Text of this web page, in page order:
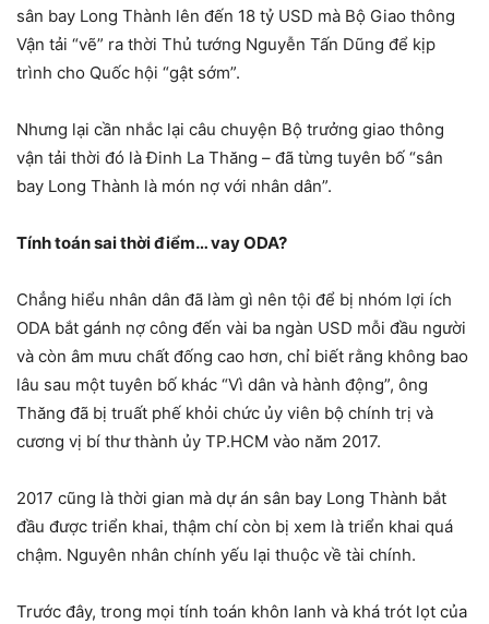
sân bay Long Thành lên đến 18 tỷ USD mà Bộ Giao thông
Vận tải “vẽ” ra thời Thủ tướng Nguyễn Tấn Dũng để kịp
trình cho Quốc hội “gật sớm”.
Nhưng lại cần nhắc lại câu chuyện Bộ trưởng giao thông
vận tải thời đó là Đinh La Thăng – đã từng tuyên bố “sân
bay Long Thành là món nợ với nhân dân”.
Tính toán sai thời điểm… vay ODA?
Chẳng hiểu nhân dân đã làm gì nên tội để bị nhóm lợi ích
ODA bắt gánh nợ công đến vài ba ngàn USD mỗi đầu người
và còn âm mưu chất đống cao hơn, chỉ biết rằng không bao
lâu sau một tuyên bố khác “Vì dân và hành động”, ông
Thăng đã bị truất phế khỏi chức ủy viên bộ chính trị và
cương vị bí thư thành ủy TP.HCM vào năm 2017.
2017 cũng là thời gian mà dự án sân bay Long Thành bắt
đầu được triển khai, thậm chí còn bị xem là triển khai quá
chậm. Nguyên nhân chính yếu lại thuộc về tài chính.
Trước đây, trong mọi tính toán khôn lanh và khá trót lọt của